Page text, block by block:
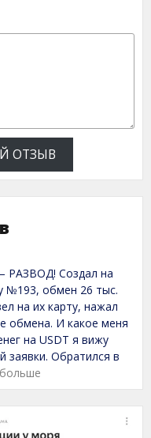
ОТЗЫВ
РАЗВОД! Создал на
№193, обмен 26 тыс.
на их карту, нажал
обмена. И какое меня
на USDT я вижу
заявки. Обратился в